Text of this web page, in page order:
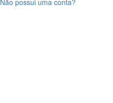
Não possui uma conta?